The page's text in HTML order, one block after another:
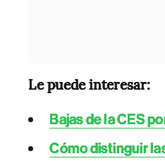
Le puede interesar:
Bajas de la CES
Cómo distinguir